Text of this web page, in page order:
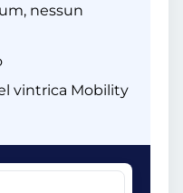
nessun
vintrica Mobility